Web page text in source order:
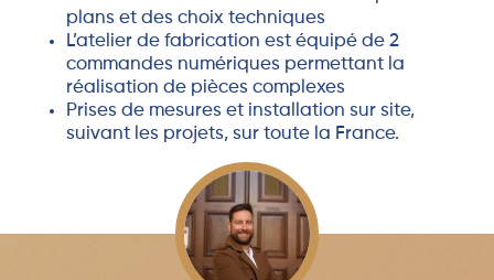
plans et des choix techniques
L’atelier de fabrication est équipé de 2
commandes numériques permettant la
réalisation de pièces complexes
Prises de mesures et installation sur site,
suivant les projets, sur toute la France.